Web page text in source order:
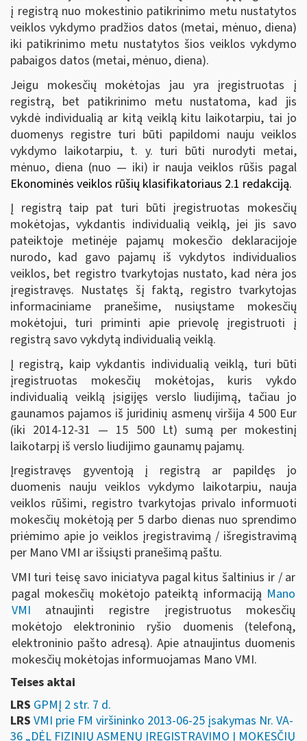
į registrą nuo mokestinio patikrinimo metu nustatytos
veiklos vykdymo pradžios datos (metai, mėnuo, diena)
iki patikrinimo metu nustatytos šios veiklos vykdymo
pabaigos datos (metai, mėnuo, diena).
Jeigu mokesčių mokėtojas jau yra įregistruotas į
registrą, bet patikrinimo metu nustatoma, kad jis
vykdė individualią ar kitą veiklą kitu laikotarpiu, tai jo
duomenys registre turi būti papildomi nauju veiklos
vykdymo laikotarpiu, t. y. turi būti nurodyti metai,
mėnuo, diena (nuo — iki) ir nauja veiklos rūšis pagal
Ekonominės veiklos rūšių klasifikatoriaus 2.1 redakciją.
Į registrą taip pat turi būti įregistruotas mokesčių
mokėtojas, vykdantis individualią veiklą, jei jis savo
pateiktoje metinėje pajamų mokesčio deklaracijoje
nurodo, kad gavo pajamų iš vykdytos individualios
veiklos, bet registro tvarkytojas nustato, kad nėra jos
įregistravęs. Nustatęs šį faktą, registro tvarkytojas
informaciniame pranešime, nusiųstame mokesčių
mokėtojui, turi priminti apie prievolę įregistruoti į
registrą savo vykdytą individualią veiklą.
Į registrą, kaip vykdantis individualią veiklą, turi būti
įregistruotas mokesčių mokėtojas, kuris vykdo
individualią veiklą įsigijęs verslo liudijimą, tačiau jo
gaunamos pajamos iš juridinių asmenų viršija 4 500 Eur
(iki 2014-12-31 — 15 500 Lt) sumą per mokestinį
laikotarpį iš verslo liudijimo gaunamų pajamų.
Įregistravęs gyventoją į registrą ar papildęs jo
duomenis nauju veiklos vykdymo laikotarpiu, nauja
veiklos rūšimi, registro tvarkytojas privalo informuoti
mokesčių mokėtoją per 5 darbo dienas nuo sprendimo
priėmimo apie jo veiklos įregistravimą / išregistravimą
per Mano VMI ar išsiųsti pranešimą paštu.
VMI turi teisę savo iniciatyva pagal kitus šaltinius ir / ar
pagal mokesčių mokėtojo pateiktą informaciją Mano
VMI
atnaujinti registre įregistruotus mokesčių
mokėtojo elektroninio ryšio duomenis (telefoną,
elektroninio pašto adresą). Apie atnaujintus duomenis
mokesčių mokėtojas informuojamas Mano VMI.
Teises aktai
LRS GPMĮ 2 str. 7 d.
LRS VMI prie FM viršininko 2013-06-25 įsakymas Nr. VA-
36 „DĖL FIZINIŲ ASMENŲ ĮREGISTRAVIMO Į MOKESČIŲ